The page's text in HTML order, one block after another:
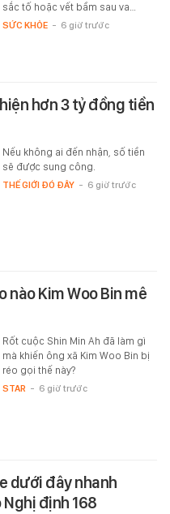
sắc tố hoặc vết bầm sau va…
SỨC KHỎE - 6 giờ trước
hơn 3 tỷ đồng tiền
Nếu không ai đến nhận, số tiền
sẽ được sung công.
THẾ GIỚI ĐÓ ĐÂY - 6 giờ trước
nào Kim Woo Bin mê
Rốt cuộc Shin Min Ah đã làm gì
mà khiến ông xã Kim Woo Bin bị
réo gọi thế này?
STAR - 6 giờ trước
dưới đây nhanh
định 168